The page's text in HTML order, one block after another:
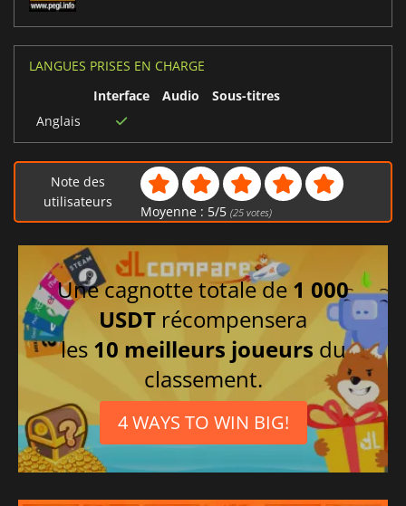
LANGUES PRISES EN CHARGE
Interface
Audio
Sous-titres
Anglais
Note des
utilisateurs
Moyenne : 5/5 (25votes)
Une cagnotte totale de 1 000
USDT récompensera
les 10 meilleurs joueurs du
classement.
4 WAYS TO WIN BIG!